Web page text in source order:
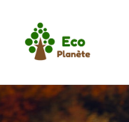
content